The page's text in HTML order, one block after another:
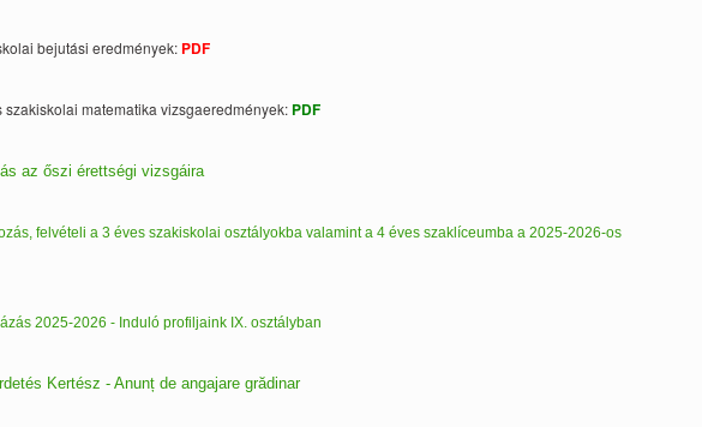
bejutási eredmények: PDF
matematika vizsgaeredmények: PDF
az őszi érettségi vizsgáira
felvételi a 3 éves szakiskolai osztályokba valamint a 4 éves szaklíceumba a 2025-2026-os
2025-2026 - Induló profiljaink IX. osztályban
Kertész - Anunț de angajare grădinar